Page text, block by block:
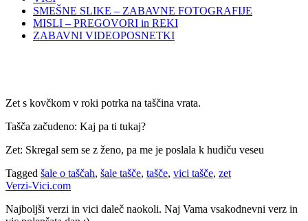
SMEŠNE SLIKE – ZABAVNE FOTOGRAFIJE
MISLI – PREGOVORI in REKI
ZABAVNI VIDEOPOSNETKI
Zet s kovčkom v roki potrka na taščina vrata.
Tašča začudeno: Kaj pa ti tukaj?
Zet: Skregal sem se z ženo, pa me je poslala k hudiču veseu
Tagged šale o taščah, šale tašče, tašče, vici tašče, zet
Verzi-Vici.com
Najboljši verzi in vici daleč naokoli. Naj Vama vsakodnevni verz in